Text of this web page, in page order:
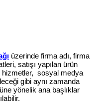
üzerinde firma adı, firma
satışı yapılan ürün
hizmetler, sosyal medya
gibi aynı zamanda
yönelik ana başlıklar